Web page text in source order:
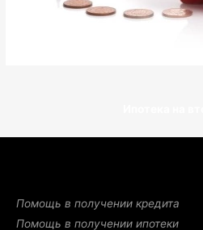
Помощь в получении кредита
Помощь в получении ипотеки